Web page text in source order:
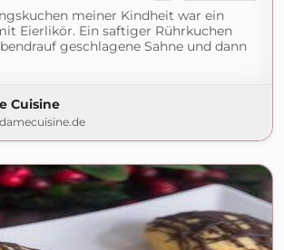
meiner Kindheit war ein
Eierlikör. Ein saftiger Rührkuchen
geschlagene Sahne und dann
Cuisine